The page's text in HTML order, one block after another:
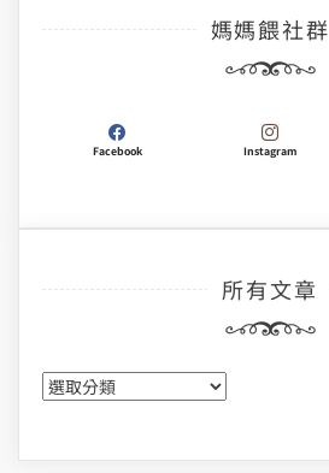
媽媽餵社群
Facebook Instagram
所有文章
所
有
章